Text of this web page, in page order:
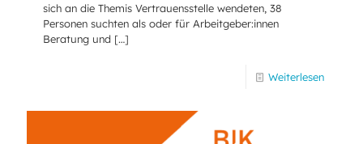
sich an die Themis Vertrauensstelle wendeten, 38
Personen suchten als oder für Arbeitgeber:innen
Beratung und […]
Weiterlesen